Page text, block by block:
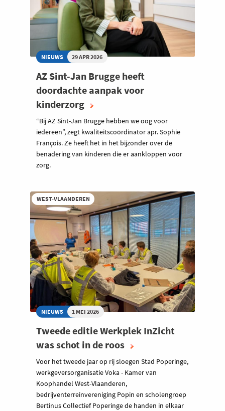
NIEUWS 29 APR 2026
AZ Sint-Jan Brugge heeft
doordachte aanpak voor
kinderzorg
“Bij AZ Sint-Jan Brugge hebben we oog voor
iedereen”, zegt kwaliteitscoördinator apr. Sophie
François. Ze heeft het in het bijzonder over de
benadering van kinderen die er aankloppen voor
zorg.
WEST-VLAANDEREN
NIEUWS 1 MEI 2026
Tweede editie Werkplek InZicht
was schot in de roos
Voor het tweede jaar op rij sloegen Stad Poperinge,
werkgeversorganisatie Voka - Kamer van
Koophandel West-Vlaanderen,
bedrijventerreinvereniging Popin en scholengroep
Bertinus Collectief Poperinge de handen in elkaar